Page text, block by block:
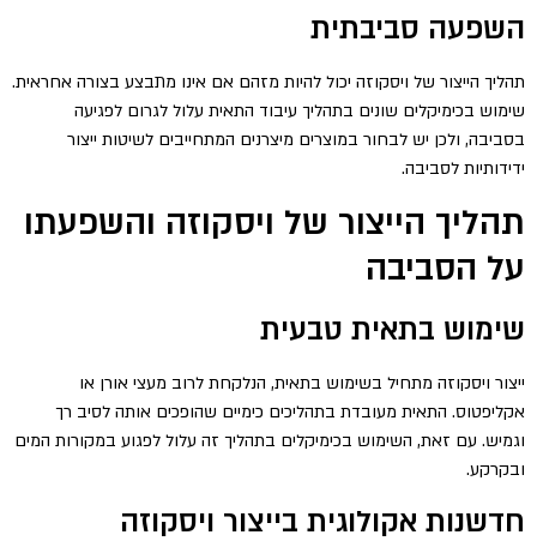
השפעה סביבתית
תהליך הייצור של ויסקוזה יכול להיות מזהם אם אינו מתבצע בצורה אחראית.
שימוש בכימיקלים שונים בתהליך עיבוד התאית עלול לגרום לפגיעה
בסביבה, ולכן יש לבחור במוצרים מיצרנים המתחייבים לשיטות ייצור
ידידותיות לסביבה.
תהליך הייצור של ויסקוזה והשפעתו
על הסביבה
שימוש בתאית טבעית
ייצור ויסקוזה מתחיל בשימוש בתאית, הנלקחת לרוב מעצי אורן או
אקליפטוס. התאית מעובדת בתהליכים כימיים שהופכים אותה לסיב רך
וגמיש. עם זאת, השימוש בכימיקלים בתהליך זה עלול לפגוע במקורות המים
ובקרקע.
חדשנות אקולוגית בייצור ויסקוזה